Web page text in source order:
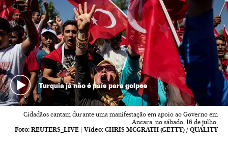
Turquia já não é país para golpes
Cidadãos cantam durante uma manifestação em apoio ao Governo em
Ancara, no sábado, 16 de julho.
Foto: REUTERS_LIVE | Vídeo: CHRIS MCGRATH (GETTY) / QUALITY